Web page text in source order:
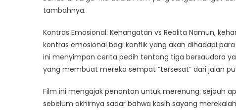
tambahnya.
Kontras Emosional: Kehangatan vs Realita Namun,
kontras emosional bagi konflik yang akan dihadapi
ini menyimpan cerita pedih tentang tiga bersaudara
yang membuat mereka sempat “tersesat” dari jalan
Film ini mengajak penonton untuk merenung: sejauh
sebelum akhirnya sadar bahwa kasih sayang